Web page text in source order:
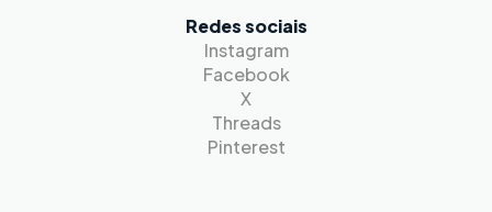
Redes sociais
Instagram
Facebook
X
Threads
Pinterest